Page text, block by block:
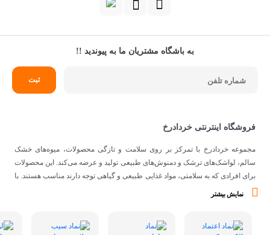
به باشگاه مشتریان ما به پیوندید !!
فروشگاه اینترنتی خردادرخ
مجموعه خردادرخ با تمرکز بر روی سلامت و تازگی محصولات، میوه‌های خشک
سالم، لواشک‌های ترشک و دمنوش‌های طبیعی تولید و عرضه می‌کند. این محصولات
برای افرادی که به سلامتی، مواد غذایی طبیعی و گیاهی توجه دارند مناسب هستند. با
توجه به اینکه از مواد اولیه طبیعی و کیفیتی برای تهیه محصولات استفاده می‌شود،
نمایش بیشتر